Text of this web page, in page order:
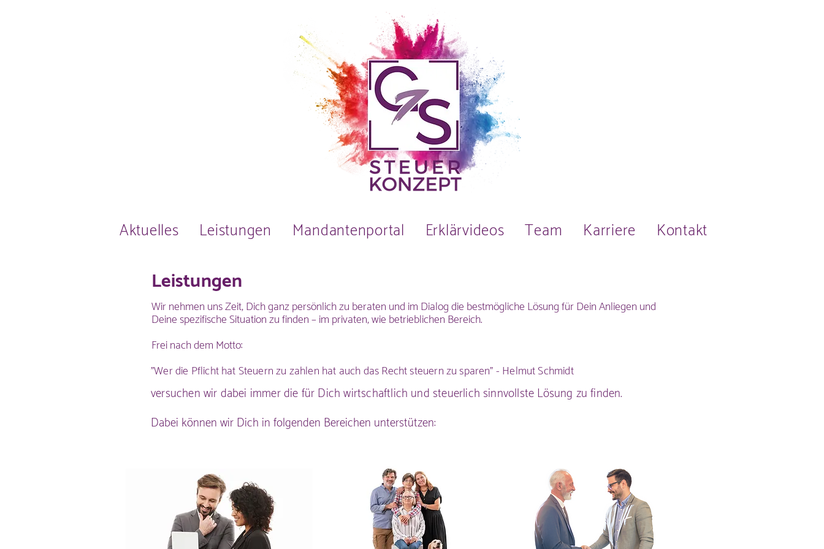
Aktuelles Leistungen Mandantenportal Erklärvideos Team Karriere Kontakt
Leistungen
Wir nehmen uns Zeit, Dich ganz persönlich zu beraten und im Dialog die bestmögliche Lösung für Dein Anliegen und
Deine spezifische Situation zu finden – im privaten, wie betrieblichen Bereich.
Frei nach dem Motto:
"Wer die Pflicht hat Steuern zu zahlen hat auch das Recht steuern zu sparen" - Helmut Schmidt
versuchen wir dabei immer die für Dich wirtschaftlich und steuerlich sinnvollste Lösung zu finden.
Dabei können wir Dich in folgenden Bereichen unterstützen​: